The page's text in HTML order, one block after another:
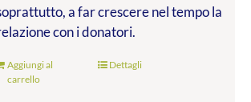
a far crescere nel tempo la
con i donatori.
Aggiungi al
carrello
Dettagli